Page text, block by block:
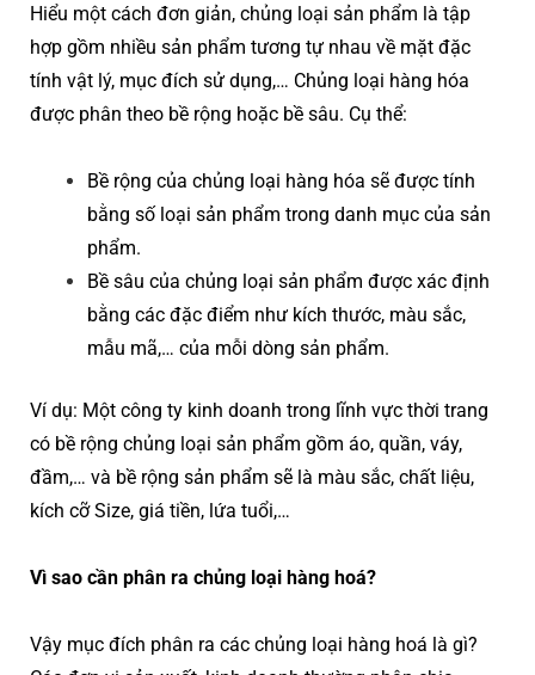
Hiểu một cách đơn giản, chủng loại sản phẩm là tập
hợp gồm nhiều sản phẩm tương tự nhau về mặt đặc
tính vật lý, mục đích sử dụng,… Chủng loại hàng hóa
được phân theo bề rộng hoặc bề sâu. Cụ thể:
Bề rộng của chủng loại hàng hóa sẽ được tính
bằng số loại sản phẩm trong danh mục của sản
phẩm.
Bề sâu của chủng loại sản phẩm được xác định
bằng các đặc điểm như kích thước, màu sắc,
mẫu mã,… của mỗi dòng sản phẩm.
Ví dụ: Một công ty kinh doanh trong lĩnh vực thời trang
có bề rộng chủng loại sản phẩm gồm áo, quần, váy,
đầm,… và bề rộng sản phẩm sẽ là màu sắc, chất liệu,
kích cỡ Size, giá tiền, lứa tuổi,…
Vì sao cần phân ra chủng loại hàng hoá?
Vậy mục đích phân ra các chủng loại hàng hoá là gì?